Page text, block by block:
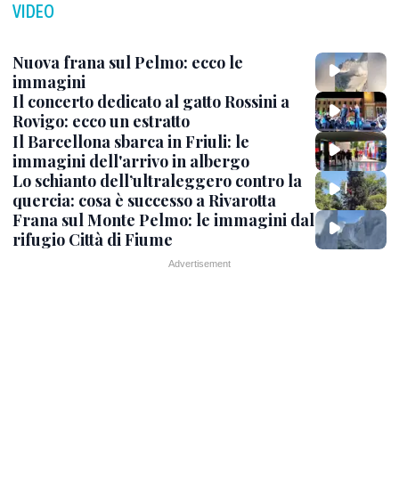
VIDEO
Nuova frana sul Pelmo: ecco le
immagini
Il concerto dedicato al gatto Rossini a
Rovigo: ecco un estratto
Il Barcellona sbarca in Friuli: le
immagini dell'arrivo in albergo
Lo schianto dell’ultraleggero contro la
quercia: cosa è successo a Rivarotta
Frana sul Monte Pelmo: le immagini dal
rifugio Città di Fiume